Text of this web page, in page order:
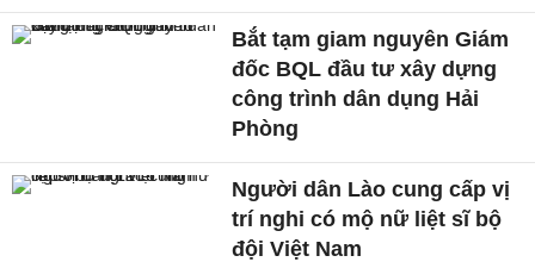
Bắt tạm giam nguyên Giám
đốc BQL đầu tư xây dựng
công trình dân dụng Hải
Phòng
Người dân Lào cung cấp vị
trí nghi có mộ nữ liệt sĩ bộ
đội Việt Nam